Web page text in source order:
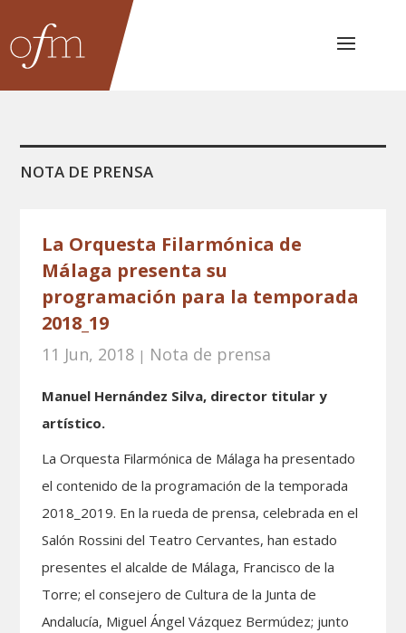
NOTA DE PRENSA
La Orquesta Filarmónica de
Málaga presenta su
programación para la temporada
2018_19
11 Jun, 2018 | Nota de prensa
Manuel Hernández Silva, director titular y
artístico.
La Orquesta Filarmónica de Málaga ha presentado
el contenido de la programación de la temporada
2018_2019. En la rueda de prensa, celebrada en el
Salón Rossini del Teatro Cervantes, han estado
presentes el alcalde de Málaga, Francisco de la
Torre; el consejero de Cultura de la Junta de
Andalucía, Miguel Ángel Vázquez Bermúdez; junto